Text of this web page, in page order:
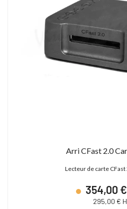
Arri CFast 2.0
Lecteur de carte CFast
354,00
295,00 €